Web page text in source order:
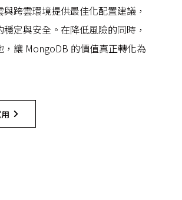
跨雲環境提供最佳化配置建議，
定與安全。在降低風險的同時，
，讓 MongoDB 的價值真正轉化為